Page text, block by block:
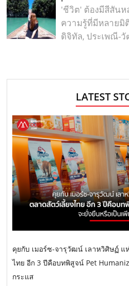
'ชีวิต' ต้องมีสีสันห
ความรู้ที่มีหลายมิ
ดิจิทัล, ประเพณี-
LATEST
คุยกับ เมอร์ซ-จารุวัฒน์ เลาหวิศิษฏ์ แ
ไทย อีก 3 ปีคือบทพิสูจน์ Pet
กระแส